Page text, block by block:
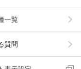
一覧
質問